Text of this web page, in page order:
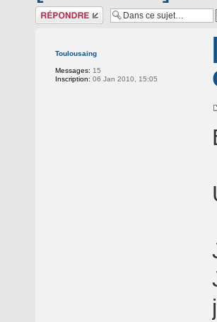
Répondre
Toulousaing
Messages: 15
Inscription: 06 Jan 2010, 15:05